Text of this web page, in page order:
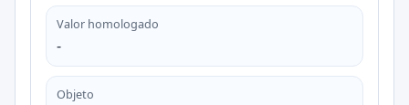
Valor homologado
-
Objeto